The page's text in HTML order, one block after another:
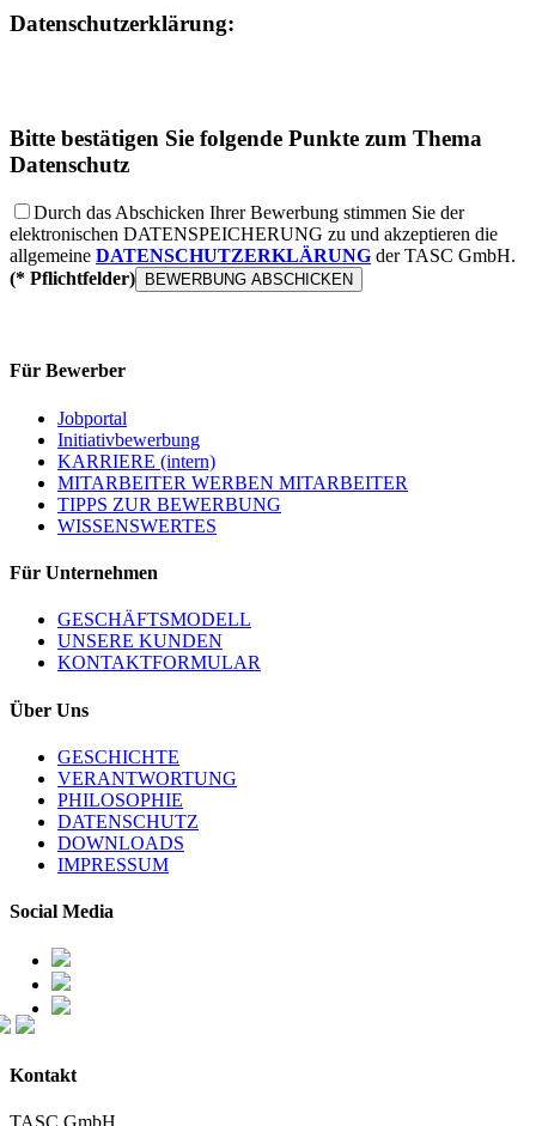
Datenschutzerklärung:
Bitte bestätigen Sie folgende Punkte zum Thema
Datenschutz
Durch das Abschicken Ihrer Bewerbung stimmen Sie der
elektronischen DATENSPEICHERUNG zu und akzeptieren die
allgemeine DATENSCHUTZERKLÄRUNG der TASC GmbH.
(* Pflichtfelder)
Für Bewerber
Jobportal
Initiativbewerbung
KARRIERE (intern)
MITARBEITER WERBEN MITARBEITER
TIPPS ZUR BEWERBUNG
WISSENSWERTES
Für Unternehmen
GESCHÄFTSMODELL
UNSERE KUNDEN
KONTAKTFORMULAR
Über Uns
GESCHICHTE
VERANTWORTUNG
PHILOSOPHIE
DATENSCHUTZ
DOWNLOADS
IMPRESSUM
Social Media
Kontakt
TASC GmbH